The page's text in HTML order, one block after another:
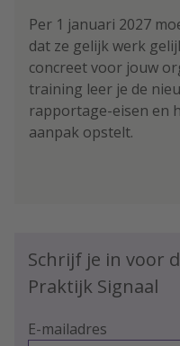
Per 1 januari 2027
dat ze gelijk werk
concreet voor jouw
training leer je de
rapportage-eisen en
aanpak opstelt.
Schrijf je in voor
Praktijk Signaal
E-mailadres